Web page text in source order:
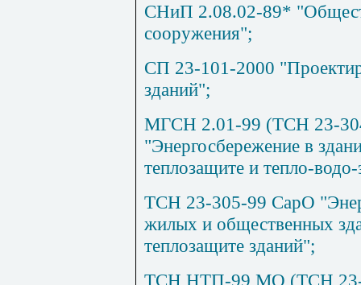
СНиП 2.08.02-89*
сооружения";
СП 23-101-2000
зданий";
МГСН 2.01-99 (ТСН 23-
"Энергосбережение в
теплозащите и тепло-
ТСН 23-305-99 СарО
жилых и общественных
теплозащите зданий";
ТСН НТП-99 МО (ТСН